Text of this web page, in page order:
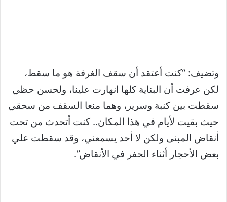
وتضيف: “كنت أعتقد أن سقف الغرفة هو ما سقط،
لكن عرفت أن البناية كلها انهارت علينا، ولحسن حظي
سقطت بين كنبة وسرير، وهما منعا السقف من سحقي
حيث بقيت لأيام في هذا المكان.. كنت أتحدث من تحت
أنقاض المبنى ولكن لا أحد يسمعني، وقد سقطت علي
بعض الأحجار أثناء الحفر في الأنقاض”.